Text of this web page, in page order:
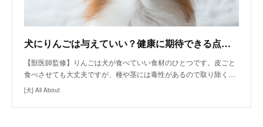
犬にりんごは与えていい？健康に期待できる点と注意点
【獣医師監修】りんごは犬が食べていい食材のひとつです。皮ごと
食べさせても大丈夫ですが、種や茎には毒性があるので取り除く…
[犬] All About